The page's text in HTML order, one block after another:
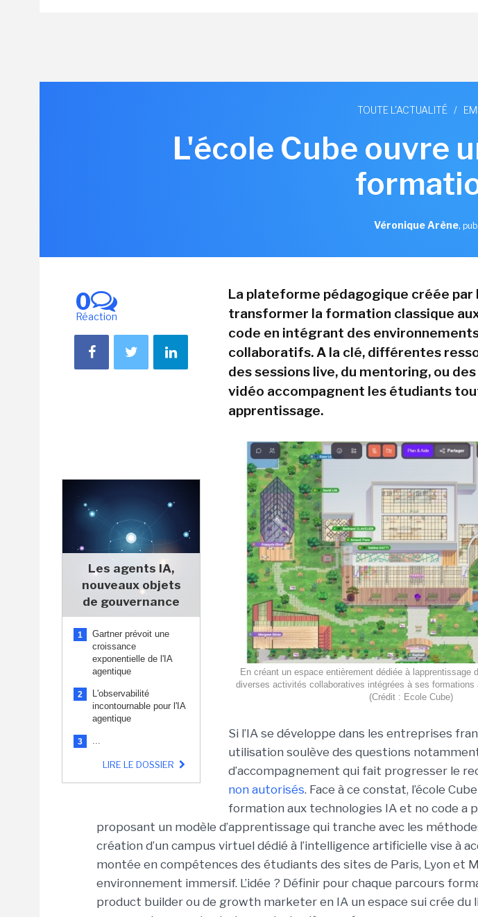
TOUTE L'ACTUALITÉ /
L'école Cube ouvre
Véronique Arène,
0
Réaction
Les agents IA,
nouveaux objets
de gouvernance
1
Gartner prévoit une
croissance
exponentielle de l'IA
agentique
2
L'observabilité
incontournable pour l'IA
agentique
3 ...
LIRE LE DOSSIER
La plateforme pédagogique créée par
transformer la formation classique
code en intégrant des
collaboratifs. A la clé, différentes
des sessions live, du mentoring, ou
vidéo accompagnent les étudiants
apprentissage.
En créant un espace entièrement dédiée à lapprentissage
diverses activités collaboratives intégrées à ses formations
(Crédit : Ecole Cube)
Si l’IA se développe dans les entreprises
utilisation soulève des questions
d’accompagnement qui fait progresser le
non autorisés. Face à ce constat, l’école
formation aux technologies IA et no code a
proposant un modèle d’apprentissage qui tranche avec les
création d’un campus virtuel dédié à l’intelligence artificielle vise à
montée en compétences des étudiants des sites de Paris, Lyon et
environnement immersif. L’idée ? Définir pour chaque parcours
product builder ou de growth marketer en IA un espace sui crée du